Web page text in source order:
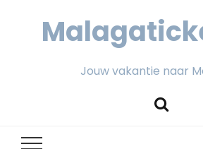
Jouw vakantie naar